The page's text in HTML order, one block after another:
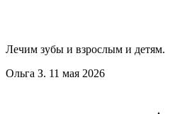
Лечим зубы и взрослым и детям.
Ольга З. 11 мая 2026